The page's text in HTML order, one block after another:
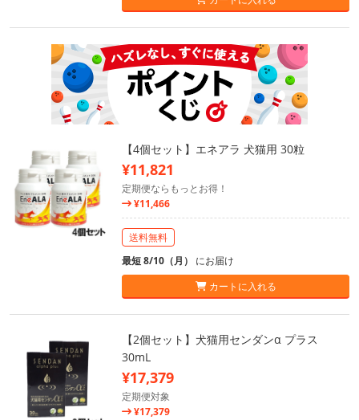
【4個セット】エネアラ 犬猫用 30粒
¥11,821
定期便ならもっとお得！
¥11,466
送料無料
最短 8/10（月） にお届け
カートに入れる
【2個セット】犬猫用センダンα プラス
30mL
¥17,379
定期便対象
¥17,379